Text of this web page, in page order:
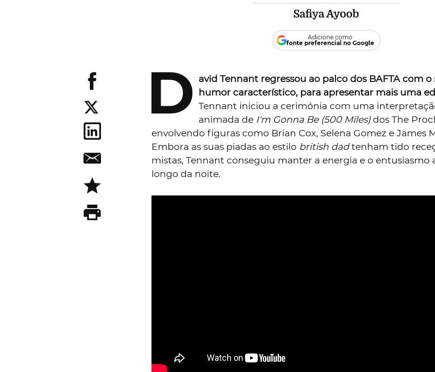
Safiya Ayoob
Adicione como
fonte preferencial no Google
D avid Tennant regressou ao palco dos BAFTA com o
humor característico, para apresentar mais uma
Tennant iniciou a cerimónia com uma
animada de I'm Gonna Be (500 Miles)dos The
envolvendo figuras como Brian Cox, Selena Gomez e James
Embora as suas piadas ao estilo british dadtenham tido
mistas, Tennant conseguiu manter a energia e o entusiasmo
longo da noite.